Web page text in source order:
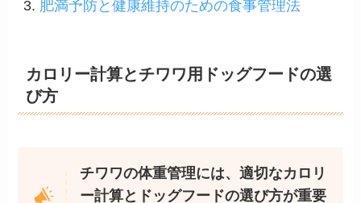
肥満予防と健康維持のための食事管理法
カロリー計算とチワワ用ドッグフードの選
び方
チワワの体重管理には、適切なカロリ
ー計算とドッグフードの選び方が重要